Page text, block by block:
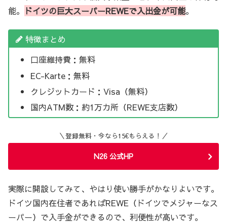
能。
ドイツの巨大スーパーREWEで入出金が可能。
特徴まとめ
口座維持費：無料
EC-Karte：無料
クレジットカード：Visa（無料）
国内ATM数：約1万カ所（REWE支店数）
＼登録無料・今なら15€もらえる！／
N26 公式HP
実際に開設してみて、やはり使い勝手がかなりよいです。
ドイツ国内在住者であればREWE（ドイツでメジャーなス
ーパー）で入手金ができるので、利便性が高いです。